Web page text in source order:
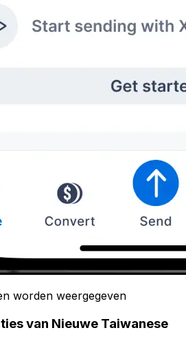
worden weergegeven
van Nieuwe Taiwanese